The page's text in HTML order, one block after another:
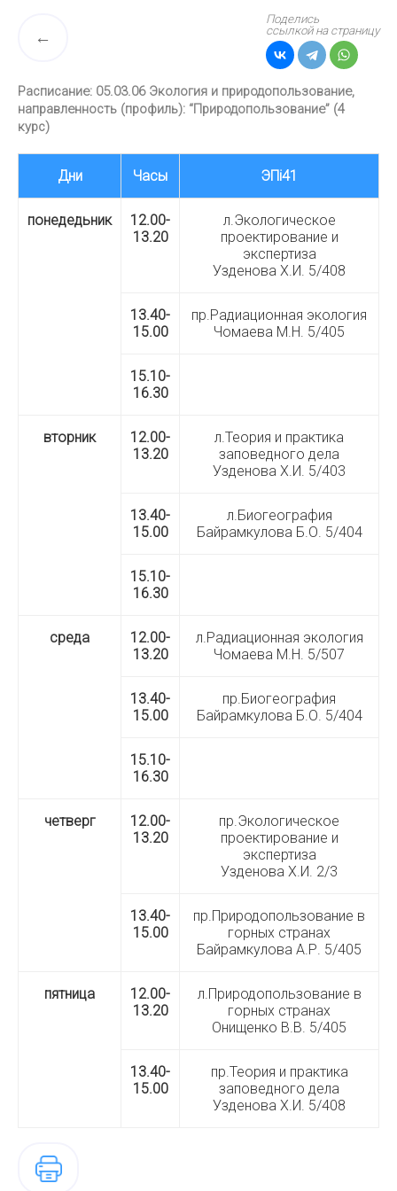
Поделись
ссылкой на страницу
Расписание: 05.03.06 Экология и природопользование,
направленность (профиль): “Природопользование” (4
курс)
Дни Часы ЭПi41
понедедьник
12.00-
13.20
л.Экологическое
проектирование и
экспертиза
Узденова Х.И. 5/408
13.40-
15.00
пр.Радиационная экология
Чомаева М.Н. 5/405
15.10-
16.30
вторник
12.00-
13.20
л.Теория и практика
заповедного дела
Узденова Х.И. 5/403
13.40-
15.00
л.Биогеография
Байрамкулова Б.О. 5/404
15.10-
16.30
среда
12.00-
13.20
л.Радиационная экология
Чомаева М.Н. 5/507
13.40-
15.00
пр.Биогеография
Байрамкулова Б.О. 5/404
15.10-
16.30
четверг
12.00-
13.20
пр.Экологическое
проектирование и
экспертиза
Узденова Х.И. 2/3
13.40-
15.00
пр.Природопользование в
горных странах
Байрамкулова А.Р. 5/405
пятница
12.00-
13.20
л.Природопользование в
горных странах
Онищенко В.В. 5/405
13.40-
15.00
пр.Теория и практика
заповедного дела
Узденова Х.И. 5/408